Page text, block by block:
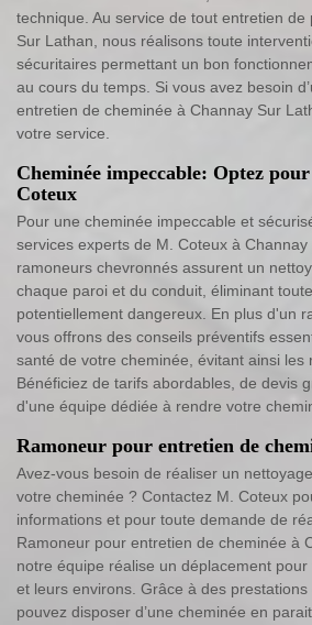
technique. Au service de tout entretien
Sur Lathan, nous réalisons toute
sécuritaires permettant un bon
au cours du temps. Si vous avez besoin
entretien de cheminée à Channay Sur
votre service.
Cheminée impeccable: Optez
Coteux
Pour une cheminée impeccable et
services experts de M. Coteux à
ramoneurs chevronnés assurent un
chaque paroi et du conduit, éliminant
potentiellement dangereux. En plus d'un
vous offrons des conseils préventifs
santé de votre cheminée, évitant ainsi les
Bénéficiez de tarifs abordables, de devis
d'une équipe dédiée à rendre votre
Ramoneur pour entretien de
Avez-vous besoin de réaliser un
votre cheminée ? Contactez M. Coteux
informations et pour toute demande de
Ramoneur pour entretien de cheminée à
notre équipe réalise un déplacement
et leurs environs. Grâce à des
pouvez disposer d’une cheminée en